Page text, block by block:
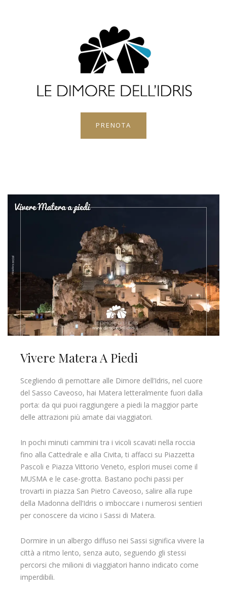
PRENOTA
Vivere Matera A Piedi
Scegliendo di pernottare alle Dimore dell’Idris, nel cuore
del Sasso Caveoso, hai Matera letteralmente fuori dalla
porta: da qui puoi raggiungere a piedi la maggior parte
delle attrazioni più amate dai viaggiatori.
In pochi minuti cammini tra i vicoli scavati nella roccia
fino alla Cattedrale e alla Civita, ti affacci su Piazzetta
Pascoli e Piazza Vittorio Veneto, esplori musei come il
MUSMA e le case-grotta. Bastano pochi passi per
trovarti in piazza San Pietro Caveoso, salire alla rupe
della Madonna dell’Idris o imboccare i numerosi sentieri
per conoscere da vicino i Sassi di Matera.
Dormire in un albergo diffuso nei Sassi significa vivere la
città a ritmo lento, senza auto, seguendo gli stessi
percorsi che milioni di viaggiatori hanno indicato come
imperdibili.